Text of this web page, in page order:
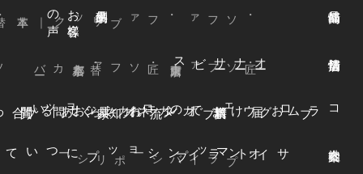
・ソファ
お客様の
声
オーナーサー
ビス
ー
コラム
ブログ
お届けまでの流れ
ウェブカタログ
オンラインショップ お知らせ
オンラインショップについて